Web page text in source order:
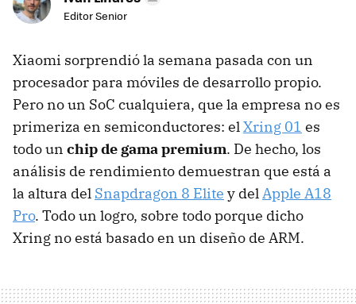
Editor Senior
Xiaomi sorprendió la semana pasada con un
procesador para móviles de desarrollo propio.
Pero no un SoC cualquiera, que la empresa no es
primeriza en semiconductores: elXring 01 es
todo un chip de gama premium. De hecho, los
análisis de rendimiento demuestran que está a
la altura del Snapdragon 8 Elite y delApple A18
Pro. Todo un logro, sobre todo porque dicho
Xring no está basado en un diseño de ARM.